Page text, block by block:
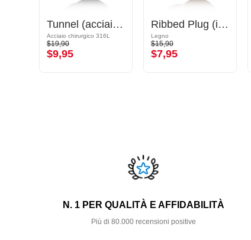
Tunnel (acciaio chirurgico, nero)
Acciaio chirurgico 316L
$19,90
$9,95
Ribbed Plug (in legno)
Legno
$15,90
$7,95
N. 1 PER QUALITÀ E AFFIDABILITÀ
Più di 80.000 recensioni positive